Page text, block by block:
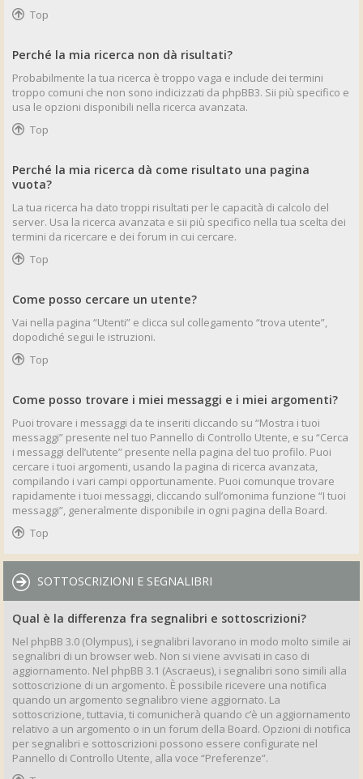
Top
Perché la mia ricerca non dà risultati?
Probabilmente la tua ricerca è troppo vaga e include dei termini
troppo comuni che non sono indicizzati da phpBB3. Sii più specifico e
usa le opzioni disponibili nella ricerca avanzata.
Top
Perché la mia ricerca dà come risultato una pagina
vuota?
La tua ricerca ha dato troppi risultati per le capacità di calcolo del
server. Usa la ricerca avanzata e sii più specifico nella tua scelta dei
termini da ricercare e dei forum in cui cercare.
Top
Come posso cercare un utente?
Vai nella pagina “Utenti” e clicca sul collegamento “trova utente”,
dopodiché segui le istruzioni.
Top
Come posso trovare i miei messaggi e i miei argomenti?
Puoi trovare i messaggi da te inseriti cliccando su “Mostra i tuoi
messaggi” presente nel tuo Pannello di Controllo Utente, e su “Cerca
i messaggi dell’utente” presente nella pagina del tuo profilo. Puoi
cercare i tuoi argomenti, usando la pagina di ricerca avanzata,
compilando i vari campi opportunamente. Puoi comunque trovare
rapidamente i tuoi messaggi, cliccando sull’omonima funzione “I tuoi
messaggi”, generalmente disponibile in ogni pagina della Board.
Top
SOTTOSCRIZIONI E SEGNALIBRI
Qual è la differenza fra segnalibri e sottoscrizioni?
Nel phpBB 3.0 (Olympus), i segnalibri lavorano in modo molto simile ai
segnalibri di un browser web. Non si viene avvisati in caso di
aggiornamento. Nel phpBB 3.1 (Ascraeus), i segnalibri sono simili alla
sottoscrizione di un argomento. È possibile ricevere una notifica
quando un argomento segnalibro viene aggiornato. La
sottoscrizione, tuttavia, ti comunicherà quando c’è un aggiornamento
relativo a un argomento o in un forum della Board. Opzioni di notifica
per segnalibri e sottoscrizioni possono essere configurate nel
Pannello di Controllo Utente, alla voce “Preferenze”.